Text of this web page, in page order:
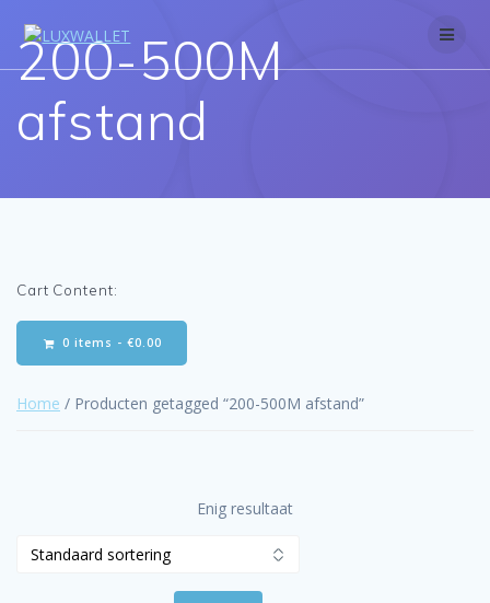
content
200-500M
afstand
Cart Content:
0 items - €0.00
Home / Producten getagged “200-500M afstand”
Enig resultaat